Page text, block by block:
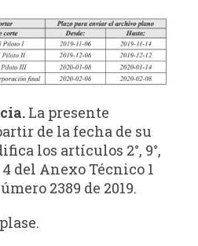
La presente
de la fecha de su
los artículos 2°, 9°,
del Anexo Técnico 1
2389 de 2019.